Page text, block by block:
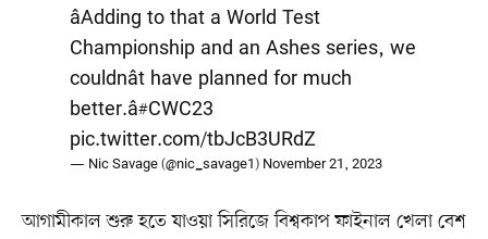
âAdding to that a World Test
Championship and an Ashes series, we
couldnât have planned for much
better.â#CWC23
pic.twitter.com/tbJcB3URdZ
— Nic Savage (@nic_savage1) November 21, 2023
আগামীকাল শুরু হতে যাওয়া সিরিজে বিশ্বকাপ ফাইনাল খেলা বেশ